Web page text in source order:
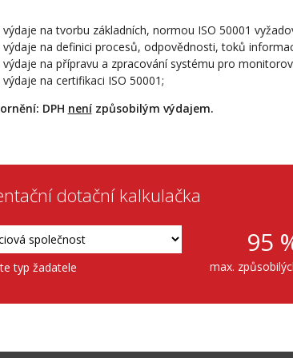
výdaje na tvorbu základních, normou ISO 50001
výdaje na definici procesů, odpovědnosti, toků
výdaje na přípravu a zpracování systému pro
výdaje na certifikaci ISO 50001;
DPH nenízpůsobilým výdajem.
dotační kalkulačka
typ žadatele
95
max.